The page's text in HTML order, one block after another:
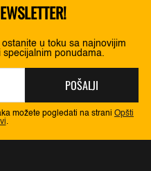
u toku sa najnovijim
ponudama.
POŠALJI
možete pogledati na strani Opšti
.